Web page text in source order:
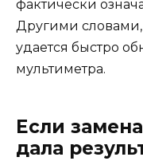
фактически
Другими
удается быстро
мультиметра.
Если
дала